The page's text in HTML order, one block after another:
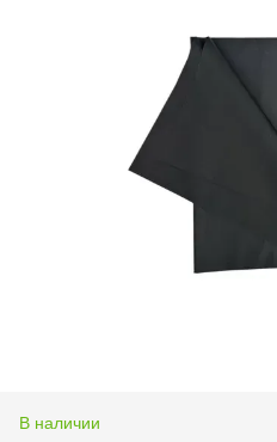
В наличии